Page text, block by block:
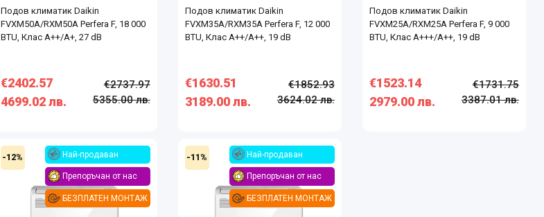
Подов климатик Daikin
FVXM50A/RXM50A Perfera F, 18 000
BTU, Клас А++/А+, 27 dB
€2402.57
4699.02 лв.
€2737.97
5355.00 лв.
Подов климатик Daikin
FVXM35A/RXM35A Perfera F, 12 000
BTU, Клас А++/А++, 19 dB
€1630.51
3189.00 лв.
€1852.93
3624.02 лв.
Подов климатик Daikin
FVXM25A/RXM25A Perfera F, 9 000
BTU, Клас А+++/А++, 19 dB
€1523.14
2979.00 лв.
€1731.75
3387.01 лв.
-12% Най-продаван
Препоръчан от нас
БЕЗПЛАТЕН МОНТАЖ
-11% Най-продаван
Препоръчан от нас
БЕЗПЛАТЕН МОНТАЖ